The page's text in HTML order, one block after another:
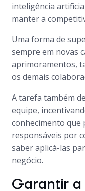
inteligência
manter a
Uma forma de
sempre em novas
aprimoramentos,
os demais
A tarefa também
equipe,
conhecimento que
responsáveis por
saber aplicá-las
negócio.
Garantir